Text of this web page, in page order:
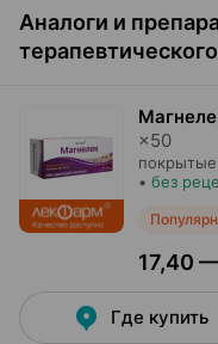
Аналоги и
×50
покрытые
• без
17,40
Где купить